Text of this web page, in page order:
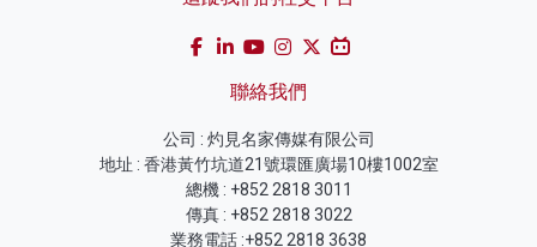
聯絡我們
公司 : 灼見名家傳媒有限公司
地址 : 香港黃竹坑道21號環匯廣場10樓1002室
總機 : +852 2818 3011
傳真 : +852 2818 3022
業務電話 :+852 2818 3638